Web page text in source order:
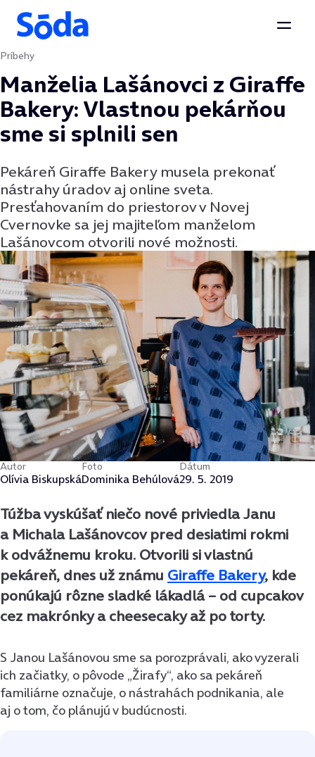
Preskočiť na obsah
Príbehy
Manželia Lašánovci z Giraffe
Bakery: Vlastnou pekárňou
sme si splnili sen
Pekáreň Giraffe Bakery musela prekonať
nástrahy úradov aj online sveta.
Presťahovaním do priestorov v Novej
Cvernovke sa jej majiteľom manželom
Lašánovcom otvorili nové možnosti.
Autor
Olívia Biskupská
Foto
Dominika Behúlová
Dátum
29. 5. 2019
Túžba vyskúšať niečo nové priviedla Janu
a Michala Lašánovcov pred desiatimi rokmi
k odvážnemu kroku. Otvorili si vlastnú
pekáreň, dnes už známu Giraffe Bakery, kde
ponúkajú rôzne sladké lákadlá – od cupcakov
cez makrónky a cheesecaky až po torty.
S Janou Lašánovou sme sa porozprávali, ako vyzerali
ich začiatky, o pôvode „Žirafy“, ako sa pekáreň
familiárne označuje, o nástrahách podnikania, ale
aj o tom, čo plánujú v budúcnosti.